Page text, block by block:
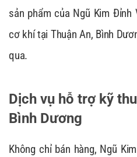
sản phẩm của Ngũ Kim
cơ khí tại Thuận An, Bình
qua.
Dịch vụ hỗ trợ kỹ
Bình Dương
Không chỉ bán hàng, Ngũ